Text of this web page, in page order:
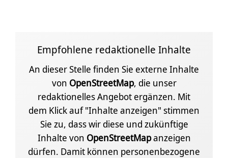
Empfohlene redaktionelle Inhalte
An dieser Stelle finden Sie externe Inhalte
von OpenStreetMap, die unser
redaktionelles Angebot ergänzen. Mit
dem Klick auf "Inhalte anzeigen" stimmen
Sie zu, dass wir diese und zukünftige
Inhalte von OpenStreetMapanzeigen
dürfen. Damit können personenbezogene